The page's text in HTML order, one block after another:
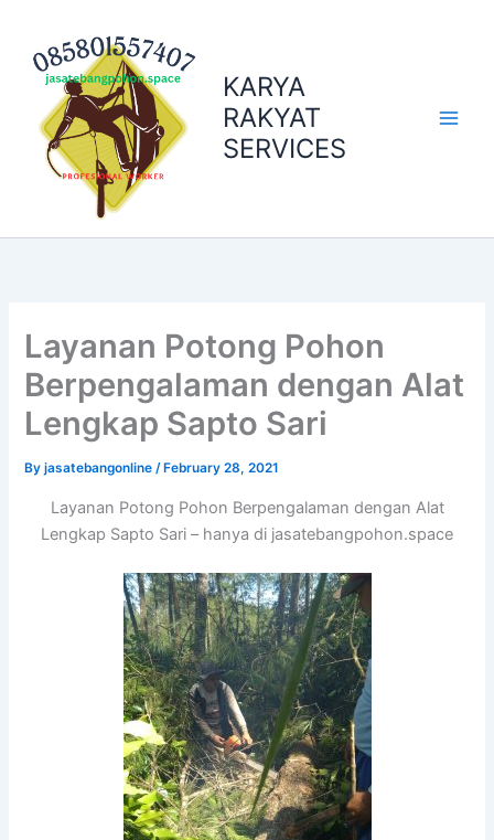
content
KARYA
RAKYAT
SERVICES
Layanan Potong Pohon
Berpengalaman dengan Alat
Lengkap Sapto Sari
Byjasatebangonline/ February 28, 2021
Layanan Potong Pohon Berpengalaman dengan Alat
Lengkap Sapto Sari – hanya di jasatebangpohon.space